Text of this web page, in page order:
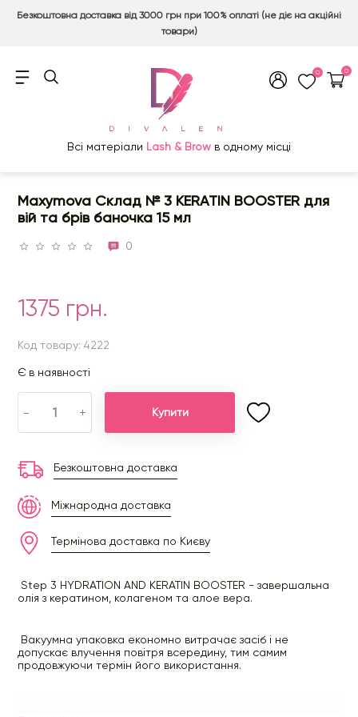
Безкоштовна доставка від 3000 грн при 100% оплаті (не діє на акційні
товари)
0 0
Всі матеріали Lash & Brow в одному місці
Maxymova Склад № 3 KERATIN BOOSTER для
вій та брів баночка 15 мл
0
1375 грн.
Код товару: 4222
Є в наявності
- + Купити
Безкоштовна доставка
Міжнародна доставка
Термінова доставка по Києву
Step 3 HYDRATION AND KERATIN BOOSTER - завершальна
олія з кератином, колагеном та алое вера.
Вакуумна упаковка економно витрачає засіб і не
допускає влучення повітря всередину, тим самим
продовжуючи термін його використання.